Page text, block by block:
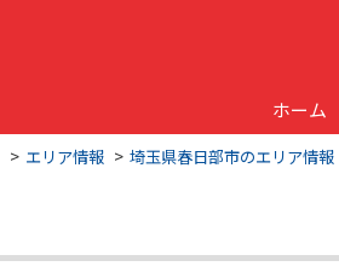
ホーム
エリア情報 埼玉県春日部市のエリア情報